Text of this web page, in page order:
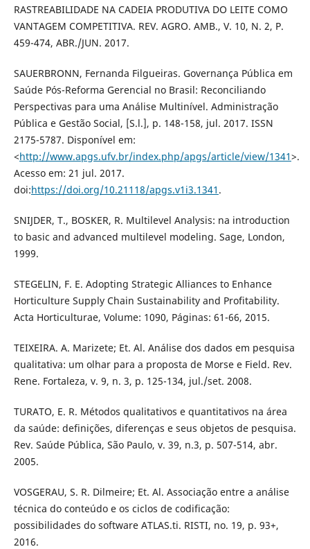
RASTREABILIDADE NA CADEIA PRODUTIVA DO LEITE COMO
VANTAGEM COMPETITIVA. REV. AGRO. AMB., V. 10, N. 2, P.
459-474, ABR./JUN. 2017.
SAUERBRONN, Fernanda Filgueiras. Governança Pública em
Saúde Pós-Reforma Gerencial no Brasil: Reconciliando
Perspectivas para uma Análise Multinível. Administração
Pública e Gestão Social, [S.l.], p. 148-158, jul. 2017. ISSN
2175-5787. Disponível em:
<http://www.apgs.ufv.br/index.php/apgs/article/view/1341>.
Acesso em: 21 jul. 2017.
doi:https://doi.org/10.21118/apgs.v1i3.1341 .
SNIJDER, T., BOSKER, R. Multilevel Analysis: na introduction
to basic and advanced multilevel modeling. Sage, London,
1999.
STEGELIN, F. E. Adopting Strategic Alliances to Enhance
Horticulture Supply Chain Sustainability and Profitability.
Acta Horticulturae, Volume: 1090, Páginas: 61-66, 2015.
TEIXEIRA. A. Marizete; Et. Al. Análise dos dados em pesquisa
qualitativa: um olhar para a proposta de Morse e Field. Rev.
Rene. Fortaleza, v. 9, n. 3, p. 125-134, jul./set. 2008.
TURATO, E. R. Métodos qualitativos e quantitativos na área
da saúde: definições, diferenças e seus objetos de pesquisa.
Rev. Saúde Pública, São Paulo, v. 39, n.3, p. 507-514, abr.
2005.
VOSGERAU, S. R. Dilmeire; Et. Al. Associação entre a análise
técnica do conteúdo e os ciclos de codificação:
possibilidades do software ATLAS.ti. RISTI, no. 19, p. 93+,
2016.